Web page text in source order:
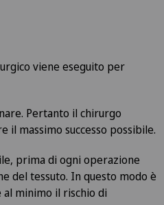
viene eseguito per
Pertanto il chirurgo
massimo successo possibile.
prima di ogni operazione
del tessuto. In questo modo è
minimo il rischio di